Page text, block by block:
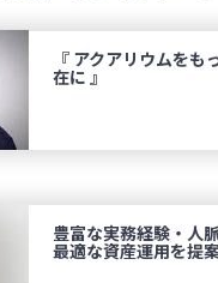
『 アクアリウムをも
在に 』
豊富な実務経験・人
最適な資産運用を提